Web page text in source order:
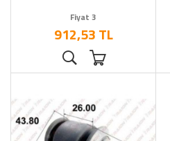
Fiyat 3
912,53 TL